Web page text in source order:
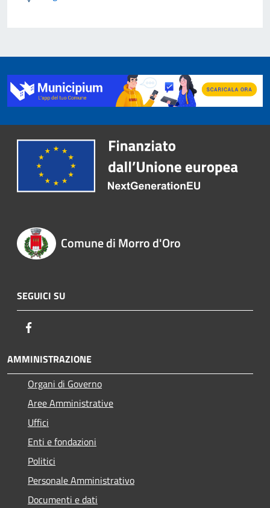
Comune di Morro d'Oro
SEGUICI SU
AMMINISTRAZIONE
Organi di Governo
Aree Amministrative
Uffici
Enti e fondazioni
Politici
Personale Amministrativo
Documenti e dati